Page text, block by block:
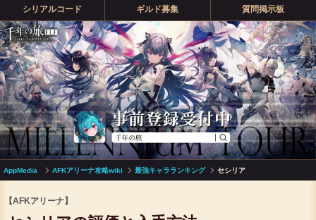
シリアルコード ギルド募集 質問掲示板
AppMedia AFKアリーナ攻略wiki 最強キャラランキング セシリア
【AFKアリーナ】